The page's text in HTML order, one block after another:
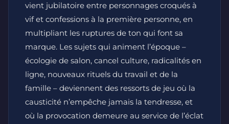
vient jubilatoire entre personnages croqués à
vif et confessions à la première personne, en
multipliant les ruptures de ton qui font sa
marque. Les sujets qui animent l’époque –
écologie de salon, cancel culture, radicalités en
ligne, nouveaux rituels du travail et de la
famille – deviennent des ressorts de jeu où la
causticité n’empêche jamais la tendresse, et
où la provocation demeure au service de l’éclat